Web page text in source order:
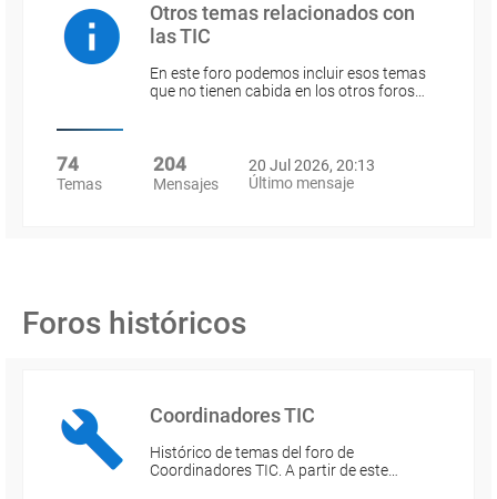
Otros temas relacionados con
las TIC
En este foro podemos incluir esos temas
que no tienen cabida en los otros foros…
74
Temas
204
Mensajes
20 Jul 2026, 20:13
Último mensaje
Foros históricos
Coordinadores TIC
Histórico de temas del foro de
Coordinadores TIC. A partir de este…